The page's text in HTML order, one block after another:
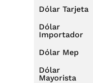
Dólar Tarjeta
Dólar
Importador
Dólar Mep
Dólar
Mayorista